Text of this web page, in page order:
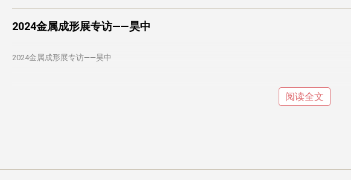
2024金属成形展专访——昊中
2024金属成形展专访——昊中
阅读全文